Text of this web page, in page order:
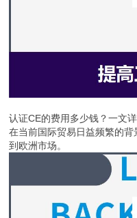
认证CE的费用多少钱？一文
在当前国际贸易日益频繁的
到欧洲市场。